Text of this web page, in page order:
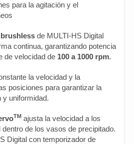
para la agitación y el
de MULTI-HS Digital
continua, garantizando potencia
de velocidad de 100 a 1000 rpm.
la velocidad y la
posiciones para garantizar la
y uniformidad.
TM ajusta la velocidad a los
de los vasos de precipitado.
Digital con temporizador de